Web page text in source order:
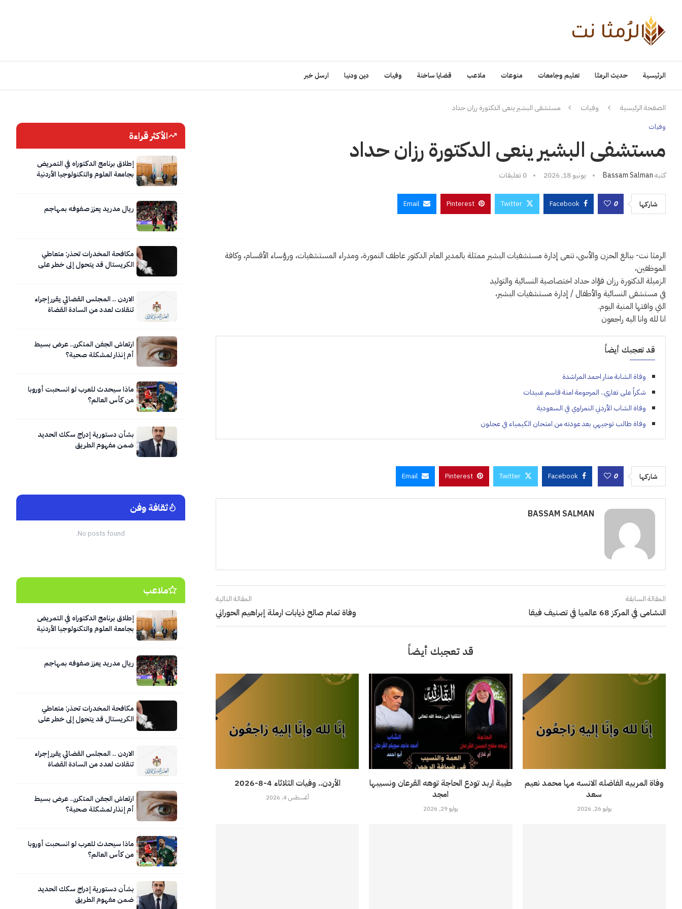
الرئيسية حديث الرمثا تعليم وجامعات منوعات ملاعب قضايا ساخنة وفيات دين ودنيا ارسل خبر
الصفحة الرئيسية وفيات مستشفى البشير ينعى الدكتورة رزان حداد
وفيات
مستشفى البشير ينعى الدكتورة رزان حداد
كتبهBassam Salman يونيو 18, 2026 0 تعليقات
شاركها 0
Facebook
Twitter
Pinterest
Email
الرمثا نت- ببالغ الحزن والأسى، تنعى إدارة مستشفيات البشير ممثلة بالمدير العام الدكتور عاطف النمورة، ومدراء المستشفيات، ورؤساء الأقسام، وكافة
الموظفين،
الزميلة الدكتورة رزان فؤاد حداد اختصاصية النسائية والتوليد
في مستشفى النسائية والأطفال / إدارة مستشفيات البشير،
التي وافتها المنية اليوم.
انا لله وانا اليه راجعون
قد تعجبك أيضاً
وفاة الشابة منار احمد المراشدة
شكراً على تعازي.. المرحومة امنة قاسم عبيدات
وفاة الشاب الأردني النمراوي في السعودية
وفاة طالب توجيهي بعد عودته من امتحان الكيمياء في عجلون
شاركها 0
Facebook
Twitter
Pinterest
Email
BASSAM SALMAN
المقالة السابقة
النشامى في المركز 68 عالميا في تصنيف فيفا
المقالة التالية
وفاة تمام صالح ذيابات ارملة إبراهيم الحوراني
قد تعجبك أيضاً
الأردن.. وفيات الثلاثاء 4-8-2026
أغسطس 4, 2026
طيبة اربد تودع الحاجة توهه القرعان ونسيبها
امجد
يوليو 29, 2026
وفاة المربيه الفاضله الانسه مها محمد نعيم
سعد
يوليو 26, 2026
الأكثر قراءة
إطلاق برنامج الدكتوراه في التمريض
بجامعة العلوم والتكنولوجيا الأردنية
ريال مدريد يعزز صفوفه بمهاجم
مكافحة المخدرات تحذر: متعاطي
الكريستال قد يتحول إلى خطر على
الاردن .. المجلس القضائي يقرر إجراء
تنقلات لعدد من السادة القضاة
ارتعاش الجفن المتكرر.. عرض بسيط
أم إنذار لمشكلة صحية؟
ماذا سيحدث للعرب لو انسحبت أوروبا
من كأس العالم؟
بشأن دستورية إدراج سكك الحديد
ضمن مفهوم الطريق
ثقافة وفن
No posts found.
ملاعب
إطلاق برنامج الدكتوراه في التمريض
بجامعة العلوم والتكنولوجيا الأردنية
ريال مدريد يعزز صفوفه بمهاجم
مكافحة المخدرات تحذر: متعاطي
الكريستال قد يتحول إلى خطر على
الاردن .. المجلس القضائي يقرر إجراء
تنقلات لعدد من السادة القضاة
ارتعاش الجفن المتكرر.. عرض بسيط
أم إنذار لمشكلة صحية؟
ماذا سيحدث للعرب لو انسحبت أوروبا
من كأس العالم؟
بشأن دستورية إدراج سكك الحديد
ضمن مفهوم الطريق